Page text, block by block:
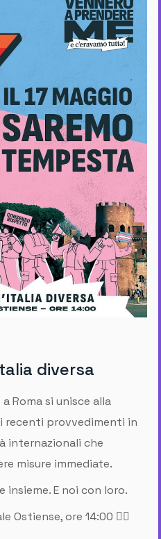
diversa
Roma si unisce alla
recenti provvedimenti in
internazionali che
misure immediate.
insieme. E noi con loro.
Ostiense, ore 14:00 ✊🏾